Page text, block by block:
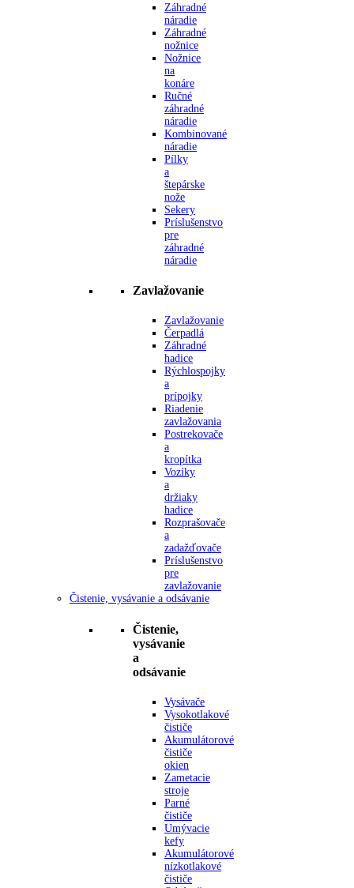
Záhradné
náradie
Záhradné
nožnice
Nožnice
na
konáre
Ručné
záhradné
náradie
Kombinované
náradie
Pílky
a
štepárske
nože
Sekery
Príslušenstvo
pre
záhradné
náradie
Zavlažovanie
Zavlažovanie
Čerpadlá
Záhradné
hadice
Rýchlospojky
a
prípojky
Riadenie
zavlažovania
Postrekovače
a
kropítka
Vozíky
a
držiaky
hadice
Rozprašovače
a
zadažďovače
Príslušenstvo
pre
zavlažovanie
Čistenie, vysávanie a odsávanie
Čistenie,
vysávanie
a
odsávanie
Vysávače
Vysokotlakové
čističe
Akumulátorové
čističe
okien
Zametacie
stroje
Parné
čističe
Umývacie
kefy
Akumulátorové
nízkotlakové
čističe